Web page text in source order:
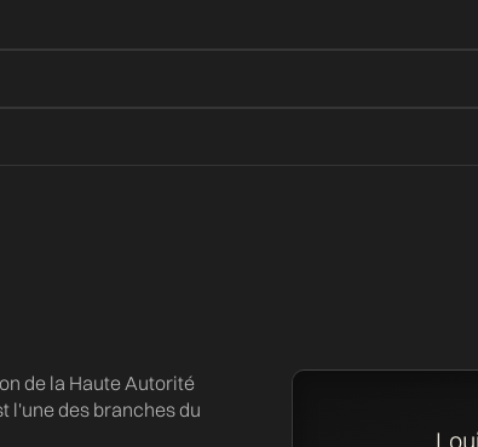
de la Haute Autorité
l'une des branches du